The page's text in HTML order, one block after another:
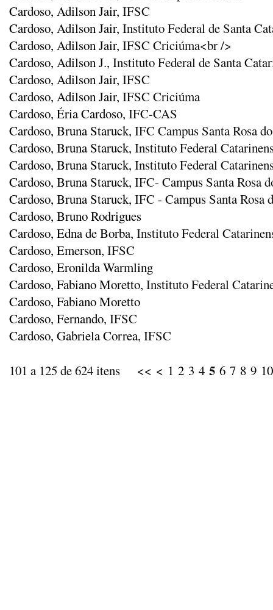
Cardoso, Adilson Jair, IFSC
Cardoso, Adilson Jair, Instituto Federal de Santa
Cardoso, Adilson Jair, IFSC Criciúma<br />
Cardoso, Adilson J., Instituto Federal de Santa
Cardoso, Adilson Jair, IFSC
Cardoso, Adilson Jair, IFSC Criciúma
Cardoso, Éria Cardoso, IFC-CAS
Cardoso, Bruna Staruck, IFC Campus Santa Rosa
Cardoso, Bruna Staruck, Instituto Federal
Cardoso, Bruna Staruck, Instituto Federal
Cardoso, Bruna Staruck, IFC- Campus Santa Rosa
Cardoso, Bruna Staruck, IFC - Campus Santa Rosa
Cardoso, Bruno Rodrigues
Cardoso, Edna de Borba, Instituto Federal
Cardoso, Emerson, IFSC
Cardoso, Eronilda Warmling
Cardoso, Fabiano Moretto, Instituto Federal
Cardoso, Fabiano Moretto
Cardoso, Fernando, IFSC
Cardoso, Gabriela Correa, IFSC
101 a 125 de 624 itens << < 1 2 3 4 5 6 7 8 9 10